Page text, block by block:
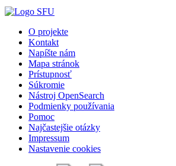
O projekte
Kontakt
Napíšte nám
Mapa stránok
Prístupnosť
Súkromie
Nástroj OpenSearch
Podmienky používania
Pomoc
Najčastejšie otázky
Impressum
Nastavenie cookies